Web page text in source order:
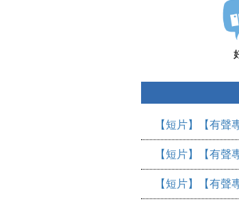
【短片】【有
【短片】【有
【短片】【有聲